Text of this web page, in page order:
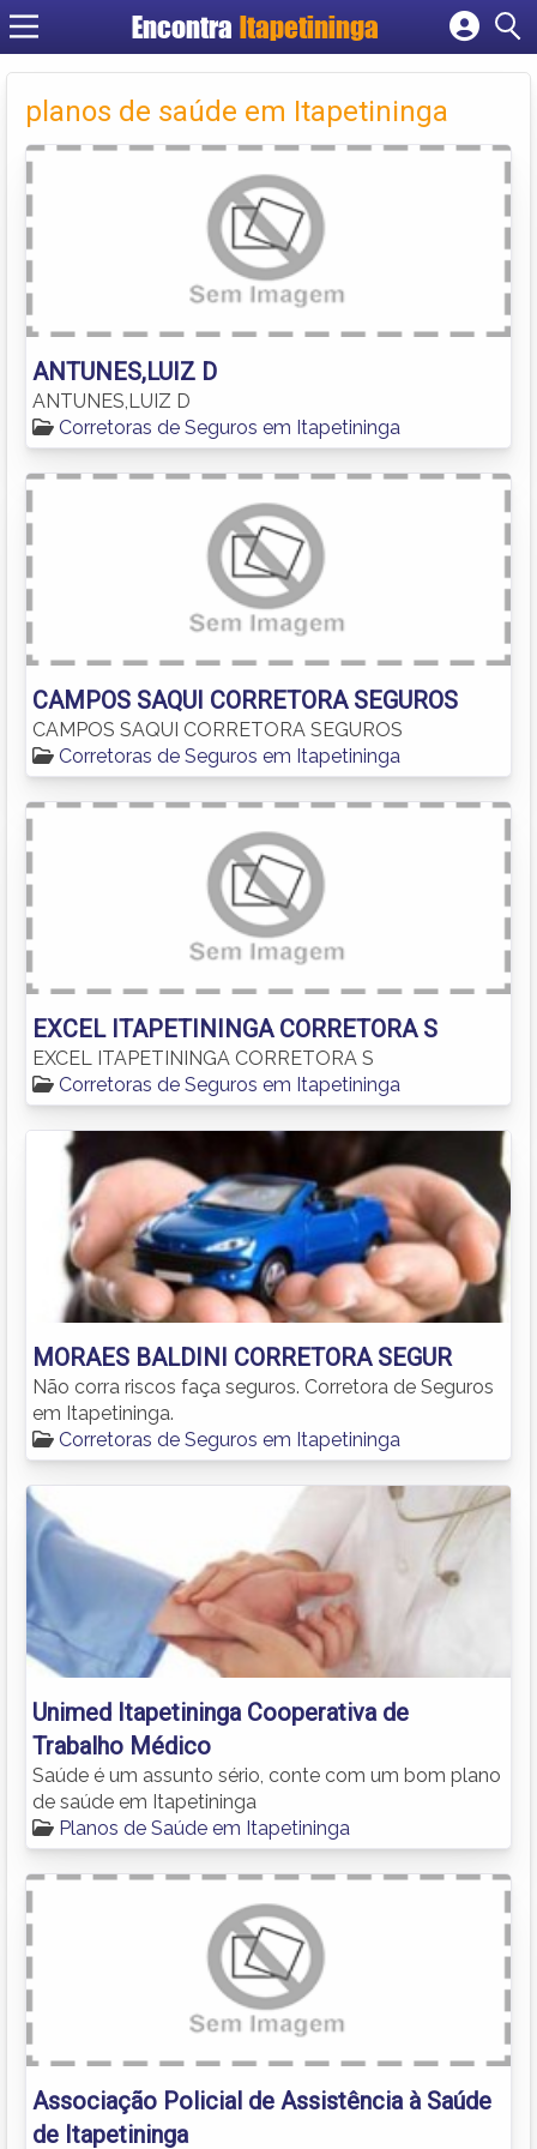
Encontra Itapetininga
Cadastrar empresa
Criar conta
planos de saúde em Itapetininga
ANTUNES,LUIZ D
ANTUNES,LUIZ D
Corretoras de Seguros em Itapetininga
CAMPOS SAQUI CORRETORA SEGUROS
CAMPOS SAQUI CORRETORA SEGUROS
Corretoras de Seguros em Itapetininga
EXCEL ITAPETININGA CORRETORA S
EXCEL ITAPETININGA CORRETORA S
Corretoras de Seguros em Itapetininga
MORAES BALDINI CORRETORA SEGUR
Não corra riscos faça seguros. Corretora de Seguros
em Itapetininga.
Corretoras de Seguros em Itapetininga
Unimed Itapetininga Cooperativa de
Trabalho Médico
Saúde é um assunto sério, conte com um bom plano
de saúde em Itapetininga
Planos de Saúde em Itapetininga
Associação Policial de Assistência à Saúde
de Itapetininga